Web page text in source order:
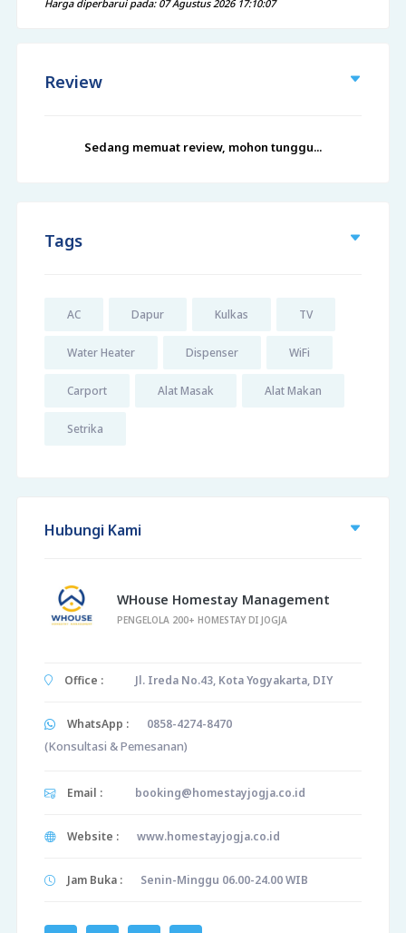
Harga diperbarui pada: 07 Agustus 2026 17:10:07
Review
Sedang memuat review, mohon tunggu...
Tags
AC Dapur Kulkas TV
Water Heater Dispenser WiFi
Carport Alat Masak Alat Makan
Setrika
Hubungi Kami
WHouse Homestay Management
PENGELOLA 200+ HOMESTAY DI JOGJA
Office : Jl. Ireda No.43, Kota Yogyakarta, DIY
WhatsApp : 0858-4274-8470
(Konsultasi & Pemesanan)
Email : booking@homestayjogja.co.id
Website : www.homestayjogja.co.id
Jam Buka : Senin-Minggu 06.00-24.00 WIB